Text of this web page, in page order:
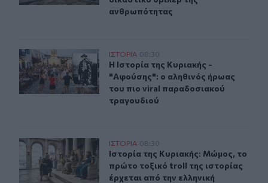
ανθρωπότητας
H Ιστορία της Κυριακής - "Αφούσης": ο αληθινός
ΙΣΤΟΡΙΑ 08:30
H Ιστορία της Κυριακής -
H Ιστορία της Κυριακής -
"Αφούσης": ο αληθινός ήρωας
του πιο viral παραδοσιακού
τραγουδιού
Ιστορία της Κυριακής: Μώμος, το πρώτο τοξικό troll της
ΙΣΤΟΡΙΑ 08:30
Ιστορία της Κυριακής: Μώμος, το
Ιστορία της Κυριακής: Μώμος, το
πρώτο τοξικό troll της ιστορίας
έρχεται από την ελληνική